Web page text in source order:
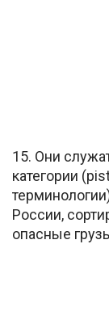
15. Они
категории
России,
опасные